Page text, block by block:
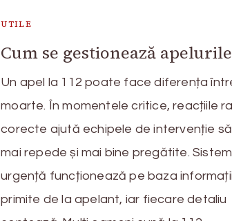
UTILE
Cum se gestionează
Un apel la 112 poate face diferența
moarte. În momentele critice, reacțiile
corecte ajută echipele de intervenție
mai repede și mai bine pregătite.
urgență funcționează pe baza
primite de la apelant, iar fiecare detaliu